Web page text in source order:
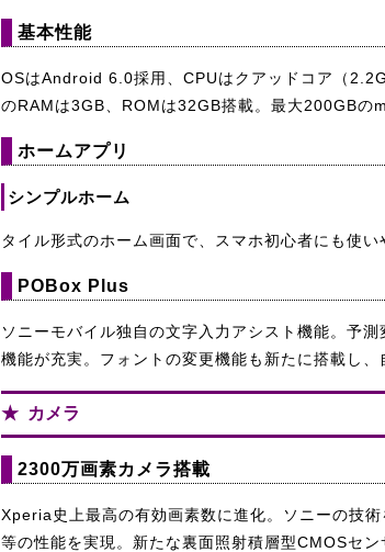
基本性能
OSはAndroid 6.0採用、CPUはクアッドコア（
のRAMは3GB、ROMは32GB搭載。最大200GBの
ホームアプリ
シンプルホーム
タイル形式のホーム画面で、スマホ初心者にも使
POBox Plus
ソニーモバイル独自の文字入力アシスト機能。予
機能が充実。フォントの変更機能も新たに搭載し、
カメラ
2300万画素カメラ搭載
Xperia史上最高の有効画素数に進化。ソニーの技
等の性能を実現。新たな裏面照射積層型CMOSセ